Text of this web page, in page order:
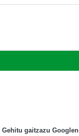
Gehitu gaitzazu Googlen